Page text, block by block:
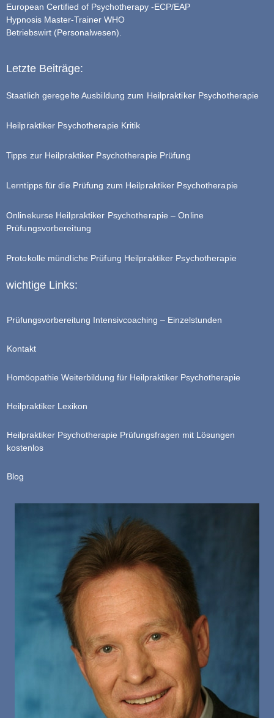
European Certified of Psychotherapy -ECP/EAP
Hypnosis Master-Trainer WHO
Betriebswirt (Personalwesen).
Letzte Beiträge:
Staatlich geregelte Ausbildung zum Heilpraktiker Psychotherapie
Heilpraktiker Psychotherapie Kritik
Tipps zur Heilpraktiker Psychotherapie Prüfung
Lerntipps für die Prüfung zum Heilpraktiker Psychotherapie
Onlinekurse Heilpraktiker Psychotherapie – Online
Prüfungsvorbereitung
Protokolle mündliche Prüfung Heilpraktiker Psychotherapie
wichtige Links:
Prüfungsvorbereitung Intensivcoaching – Einzelstunden
Kontakt
Homöopathie Weiterbildung für Heilpraktiker Psychotherapie
Heilpraktiker Lexikon
Heilpraktiker Psychotherapie Prüfungsfragen mit Lösungen
kostenlos
Blog